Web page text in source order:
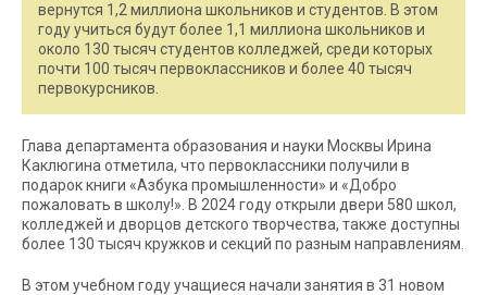
вернутся 1,2 миллиона школьников и студентов. В этом
году учиться будут более 1,1 миллиона школьников и
около 130 тысяч студентов колледжей, среди которых
почти 100 тысяч первоклассников и более 40 тысяч
первокурсников.
Глава департамента образования и науки Москвы Ирина
Каклюгина отметила, что первоклассники получили в
подарок книги «Азбука промышленности» и «Добро
пожаловать в школу!». В 2024 году открыли двери 580 школ,
колледжей и дворцов детского творчества, также доступны
более 130 тысяч кружков и секций по разным направлениям.
В этом учебном году учащиеся начали занятия в 31 новом